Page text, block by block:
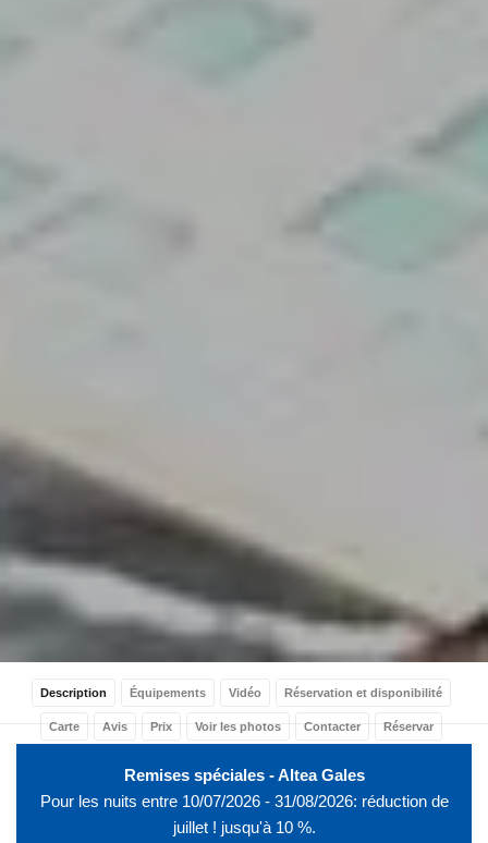
Description Équipements Vidéo Réservation et disponibilité
Carte Avis Prix Voir les photos Contacter Réservar
Remises spéciales - Altea Gales
Pour les nuits entre 10/07/2026 - 31/08/2026: réduction de
juillet ! jusqu'à 10 %.